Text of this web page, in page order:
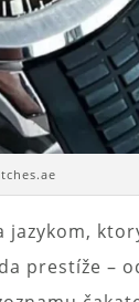
jazykom,
prestíže –